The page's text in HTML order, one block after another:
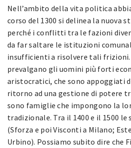
Nell’ambito della vita politica
corso del 1300 si delinea la nuova
perché i conflitti tra le fazioni
da far saltare le istituzioni
insufficienti a risolvere tali frizioni.
prevalgano gli uomini più forti
aristocratici, che sono appoggiati
ritorno ad una gestione di potere
sono famiglie che impongono la
tradizionale. Tra il 1400 e il 1500
(Sforza e poi Visconti a Milano;
Urbino). Possiamo subito dire che